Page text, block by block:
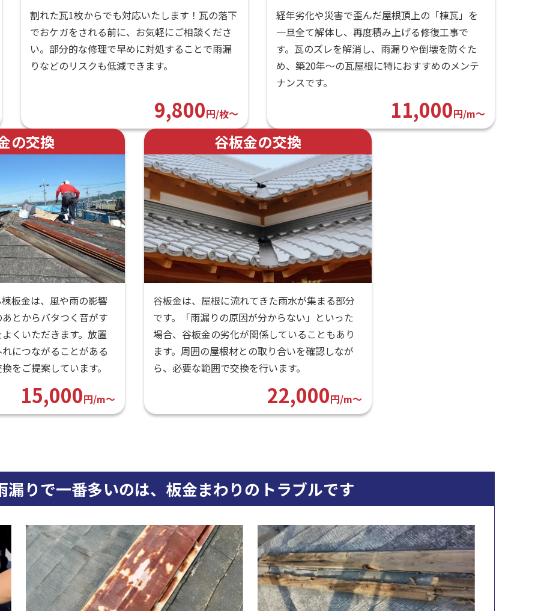
割れた瓦1枚からでも対応いたします！瓦の落下
でおケガをされる前に、お気軽にご相談くださ
い。部分的な修理で早めに対処することで雨漏
りなどのリスクも低減できます。
9,800円/枚〜
経年劣化や災害で歪んだ屋根頂上の「棟瓦」を
一旦全て解体し、再度積み上げる修復工事で
す。瓦のズレを解消し、雨漏りや倒壊を防ぐた
め、築20年〜の瓦屋根に特におすすめのメンテ
ナンスです。
11,000円/m〜
の交換
板金は、風や雨の影響
とからバタつく音がす
くいただきます。放置
につながることがある
をご提案しています。
15,000円/m〜
谷板金の交換
谷板金は、屋根に流れてきた雨水が集まる部分
です。「雨漏りの原因が分からない」といった
場合、谷板金の劣化が関係していることもあり
ます。周囲の屋根材との取り合いを確認しなが
ら、必要な範囲で交換を行います。
22,000円/m〜
漏りで一番多いのは、 板金まわりのトラブルです